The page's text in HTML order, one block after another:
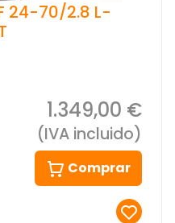
24-70/2.8 L-
1.349,00 €
(IVA incluido)
Comprar